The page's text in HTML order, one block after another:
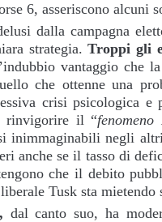
6, asseriscono alcuni
dalla campagna
strategia.Troppi gli
vantaggio che
che ottenne una
crisi psicologica e
rinvigorire il “fenomeno
inimmaginabili negli
anche se il tasso di
che il debito
Tusk sta mietendo
dal canto suo, ha